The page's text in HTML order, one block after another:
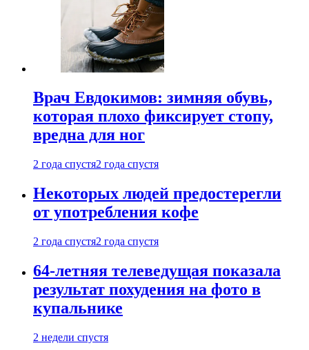
Врач Евдокимов: зимняя обувь,
которая плохо фиксирует стопу,
вредна для ног
2 года спустя2 года спустя
Некоторых людей предостерегли
от употребления кофе
2 года спустя2 года спустя
64-летняя телеведущая показала
результат похудения на фото в
купальнике
2 недели спустя